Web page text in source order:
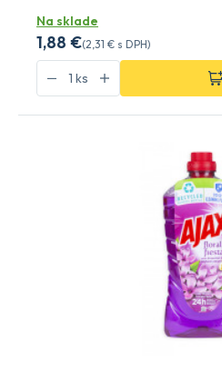
Na sklade
1,88 €(2,31 € s DPH)